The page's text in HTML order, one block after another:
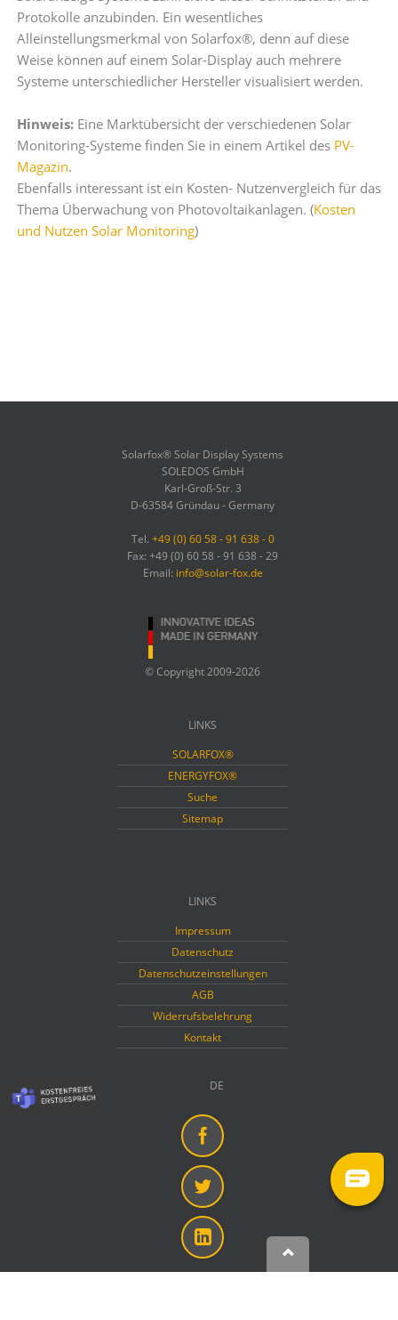
Protokolle anzubinden. Ein wesentliches
Alleinstellungsmerkmal von Solarfox®, denn auf diese
Weise können auf einem Solar-Display auch mehrere
Systeme unterschiedlicher Hersteller visualisiert werden.
Hinweis:Eine Marktübersicht der verschiedenen Solar
Monitoring-Systeme finden Sie in einem Artikel des PV-
Magazin.
Ebenfalls interessant ist ein Kosten- Nutzenvergleich für das
Thema Überwachung von Photovoltaikanlagen. (Kosten
und Nutzen Solar Monitoring)
Solarfox® Solar Display Systems
SOLEDOS GmbH
Karl-Groß-Str. 3
D-63584 Gründau - Germany
Tel. +49 (0) 60 58 - 91 638 - 0
Fax: +49 (0) 60 58 - 91 638 - 29
Email: info@solar-fox.de
© Copyright 2009-2026
LINKS
SOLARFOX®
ENERGYFOX®
Suche
Sitemap
LINKS
Impressum
Datenschutz
Datenschutzeinstellungen
AGB
Widerrufsbelehrung
Kontakt
DE
Facebook
Twitter